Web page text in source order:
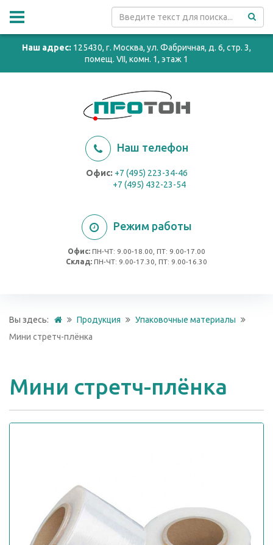
Наш адрес: 125430, г. Москва, ул. Фабричная, д. 6, стр. 3,
помещ. VII, комн. 1, этаж 1
Наш телефон
Офис: +7 (495) 223-34-46
+7 (495) 432-23-54
Режим работы
Офис: ПН-ЧТ: 9.00-18.00, ПТ: 9.00-17.00
Cклад: ПН-ЧТ: 9.00-17.30, ПТ: 9.00-16.30
Вы здесь: Продукция
Упаковочные материалы
Мини стретч-плёнка
Мини стретч-плёнка